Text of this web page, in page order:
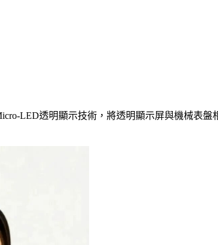
LED透明顯示技術，將透明顯示屏與機械表盤